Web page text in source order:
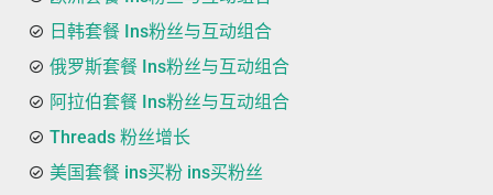
日韩套餐 Ins粉丝与互动组合
俄罗斯套餐 Ins粉丝与互动组合
阿拉伯套餐 Ins粉丝与互动组合
Threads 粉丝增长
美国套餐 ins买粉 ins买粉丝